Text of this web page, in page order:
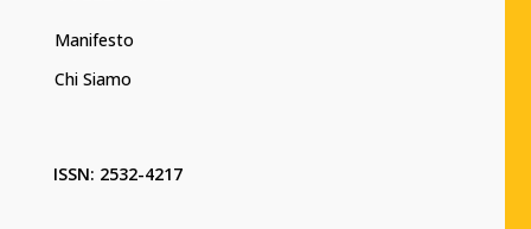
Manifesto
Chi Siamo
ISSN: 2532-4217